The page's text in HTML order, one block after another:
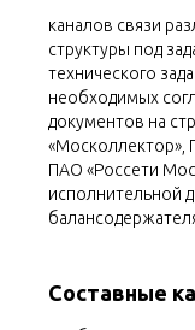
каналов связи
структуры под
технического
необходимых
документов на
«Москоллектор»,
ПАО «Россети
исполнительной
Составные